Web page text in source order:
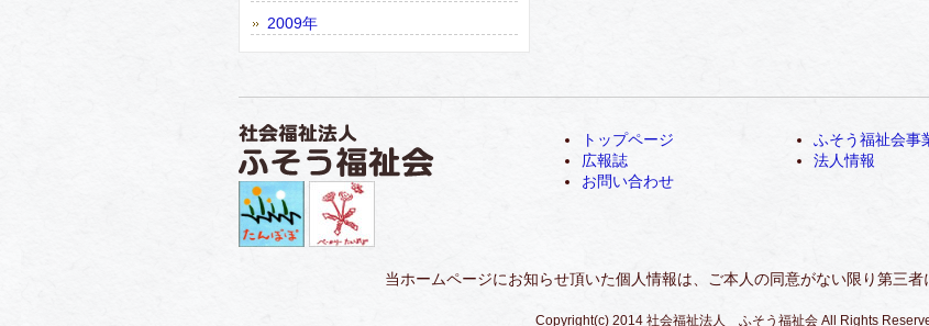
2009年
トップページ
広報誌
お問い合わせ
ふそう福祉会事
法人情報
当ホームページにお知らせ頂いた個人情報は、ご本人の同意がない限り第三者
Copyright(c) 2014 社会福祉法人 ふそう福祉会 All Rights